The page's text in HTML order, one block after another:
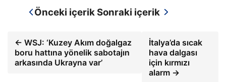
Önceki içerik Sonraki içerik
← WSJ: ‘Kuzey Akım doğalgaz
boru hattına yönelik sabotajın
arkasında Ukrayna var’
İtalya’da sıcak
hava dalgası
için kırmızı
alarm →